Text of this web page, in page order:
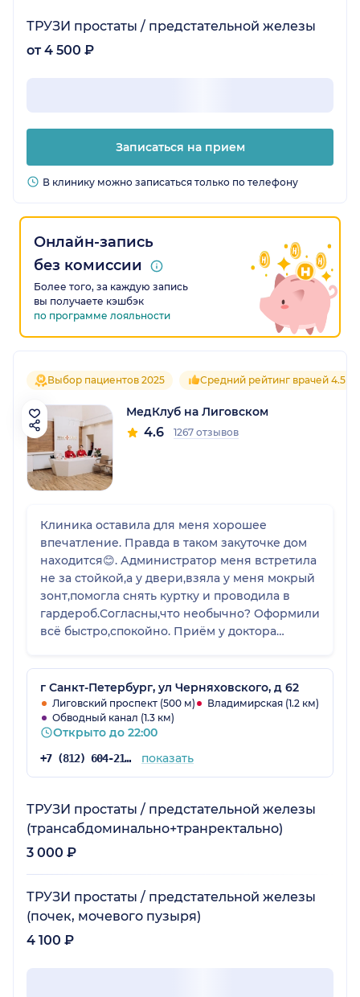
ТРУЗИ простаты / предстательной железы
от 4 500 ₽
Записаться на прием
В клинику можно записаться только по телефону
Онлайн-запись
без комиссии
Более того, за каждую запись
вы получаете кэшбэк
по программе лояльности
Выбор пациентов 2025 Средний рейтинг врачей 4.5
МедКлуб на Лиговском
4.6 1267 отзывов
Клиника оставила для меня хорошее
впечатление. Правда в таком закуточке дом
находится😊. Администратор меня встретила
не за стойкой,а у двери,взяла у меня мокрый
зонт,помогла снять куртку и проводила в
гардероб.Согласны,что необычно? Оформили
всё быстро,спокойно. Приём у доктора
внимательно изучил все мои
исследования,всё лечение подробно
расписал и на словах всё объяснил. Я
довольна.
г Санкт-Петербург, ул Черняховского, д 62
Лиговский проспект (500 м)
Владимирская (1.2 км)
Обводный канал (1.3 км)
Открыто до 22:00
+7 (812) 604-21-67 показать
ТРУЗИ простаты / предстательной железы
(трансабдоминально+транректально)
3 000 ₽
ТРУЗИ простаты / предстательной железы
(почек, мочевого пузыря)
4 100 ₽